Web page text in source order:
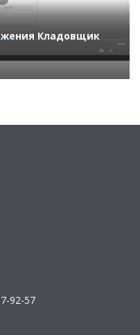
Кладовщик
92-57